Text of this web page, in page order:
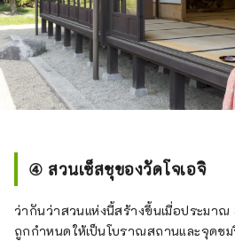
④ สวนเซ็สชุของวัดโจเอจิ
ว่ากันว่าสวนแห่งนี้สร้างขึ้นเมื่อประมา
ถูกกำหนดให้เป็นโบราณสถานและจุดช